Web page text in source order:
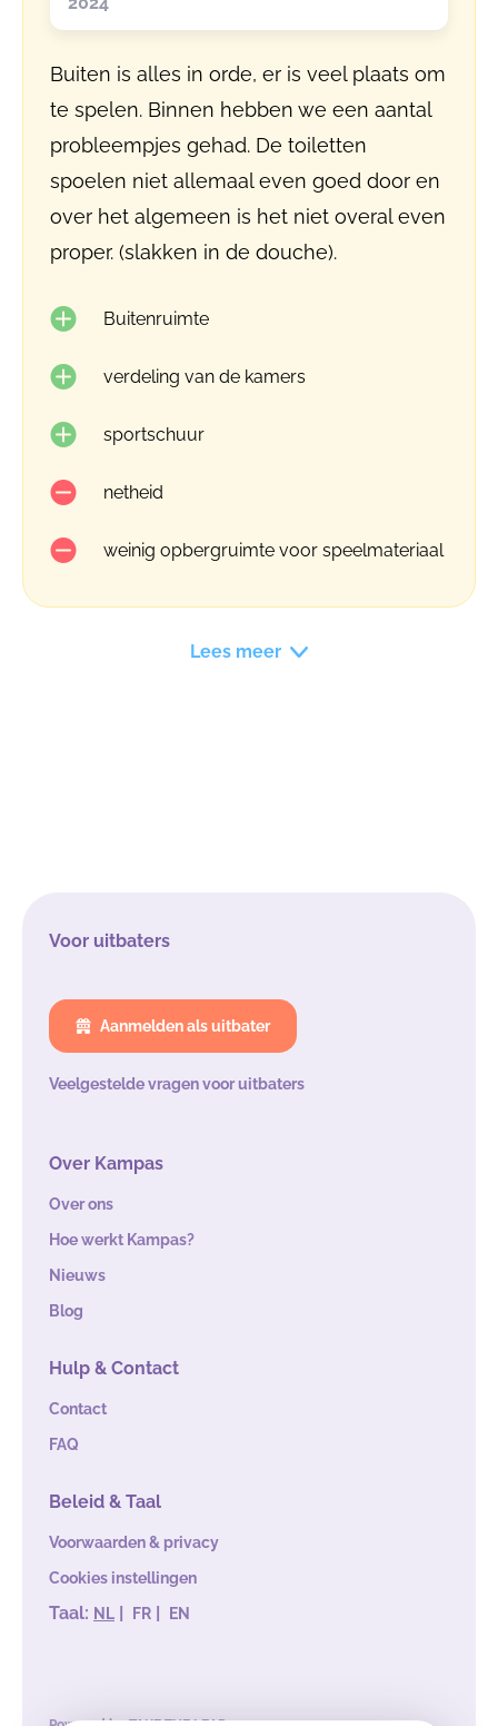
Buiten is alles in orde, er is veel plaats om
te spelen. Binnen hebben we een aantal
probleempjes gehad. De toiletten
spoelen niet allemaal even goed door en
over het algemeen is het niet overal even
proper. (slakken in de douche).
Buitenruimte
verdeling van de kamers
sportschuur
netheid
weinig opbergruimte voor speelmateriaal
Lees meer
Voor uitbaters
Aanmelden als uitbater
Veelgestelde vragen voor uitbaters
Over Kampas
Over ons
Hoe werkt Kampas?
Nieuws
Blog
Hulp & Contact
Contact
FAQ
Beleid & Taal
Voorwaarden & privacy
Cookies instellingen
Taal: NL | FR | EN